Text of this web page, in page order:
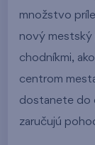
množstvo
nový mestský
chodníkmi,
centrom
dostanete do
zaručujú